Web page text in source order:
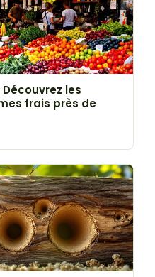
les
frais près de